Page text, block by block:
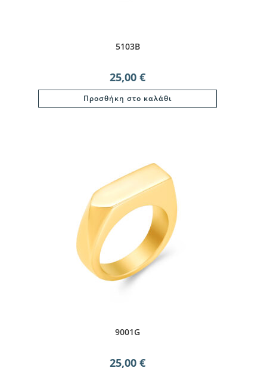
5103Β
25,00 €
Προσθήκη στο καλάθι
9001G
25,00 €